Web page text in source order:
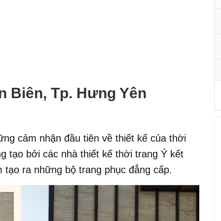
Biên, Tp. Hưng Yên
cảm nhận đầu tiên về thiết kế của thời
tạo bởi các nhà thiết kế thời trang Ý kết
ra những bộ trang phục đẳng cấp.